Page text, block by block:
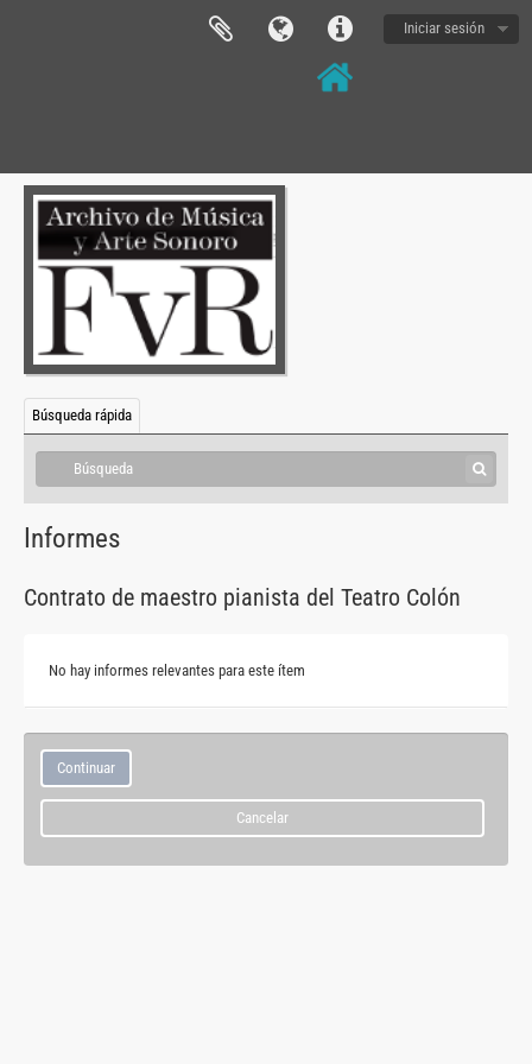
Iniciar sesión
Búsqueda rápida
Informes
Contrato de maestro pianista del Teatro Colón
No hay informes relevantes para este ítem
Cancelar